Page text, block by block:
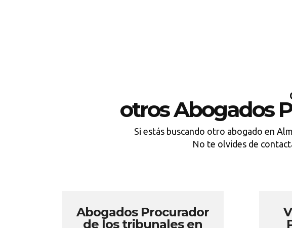
otros Abogados
Si estás buscando otro abogado en
No te olvides de
Abogados Procurador
de los tribunales en